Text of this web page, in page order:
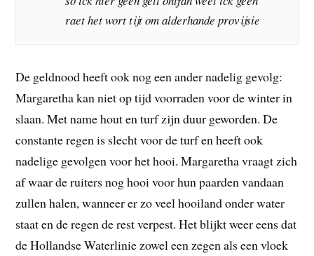
raet het wort tijt om alderhande provijsie
De geldnood heeft ook nog een ander nadelig gevolg:
Margaretha kan niet op tijd voorraden voor de winter in
slaan. Met name hout en turf zijn duur geworden. De
constante regen is slecht voor de turf en heeft ook
nadelige gevolgen voor het hooi. Margaretha vraagt zich
af waar de ruiters nog hooi voor hun paarden vandaan
zullen halen, wanneer er zo veel hooiland onder water
staat en de regen de rest verpest. Het blijkt weer eens dat
de Hollandse Waterlinie zowel een zegen als een vloek